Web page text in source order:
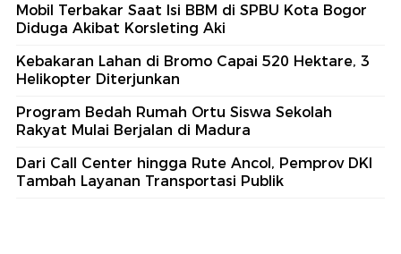
Mobil Terbakar Saat Isi BBM di SPBU Kota Bogor
Diduga Akibat Korsleting Aki
Kebakaran Lahan di Bromo Capai 520 Hektare, 3
Helikopter Diterjunkan
Program Bedah Rumah Ortu Siswa Sekolah
Rakyat Mulai Berjalan di Madura
Dari Call Center hingga Rute Ancol, Pemprov DKI
Tambah Layanan Transportasi Publik